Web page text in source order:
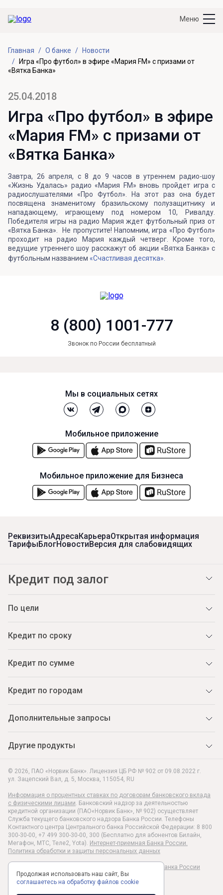
Меню
Главная О банке
Новости
Игра «Про футбол» в эфире «Мария FM» с призами от
«Вятка Банка»
25.04.2018
Игра «Про футбол» в эфире
«Мария FM» с призами от
«Вятка Банка»
Завтра, 26 апреля, с 8 до 9 часов в утреннем радио-шоу
«Жизнь Удалась» радио «Мария FM» вновь пройдет игра с
радиослушателями «Про Футбол». На этот раз она будет
посвящена знаменитому бразильскому полузащитнику и
нападающему, играющему под номером 10, Ривалду.
Победителя игры на радио Мария ждет футбольный приз от
«Вятка Банка». Не пропустите! Напомним, игра «Про Футбол»
проходит на радио Мария каждый четверг. Кроме того,
ведущие утреннего шоу расскажут об акции «Вятка Банка» с
футбольным названием «Счастливая десятка».
8 (800) 1001-777
Звонок по России бесплатный
© 2026, ПАО «Норвик Банк». Лицензия ЦБ РФ № 902 от 09.08.2022 г.
ул. Зацепский Вал, д. 5, Москва, 115054, RU
Информация о процентных ставках по договорам банковского вклада
с физическими лицами. Банковский надзор за деятельностью
кредитной организации (ПАО«Норвик Банк», № 902) осуществляет
Служба текущего банковского надзора Банка России. Телефоны
Контактного центра Центрального банка Российской Федерации: 8 800
300-30-00, +7 499 300-30-00, 300 (Бесплатно для абонентов Билайн,
Мегафон, МТС, Теле2, Yota). Интернет-приемная Банка России.
Политика обработки и защиты персональных данных
Раскрытие информации в соответствии c Указанием Банка России
№6496-У
РеквизитыАдресаКарьераОткрытая информация
ТарифыБлогНовостиВерсия для слабовидящих
Кредит под залог
По цели
Кредит по сроку
Кредит по сумме
Кредит по городам
Дополнительные запросы
Другие продукты
Мы в социальных сетях
Мобильное приложение
Мобильное приложение для Бизнеса
Продолжая использовать наш сайт, Вы
соглашаетесь на обработку файлов cookie